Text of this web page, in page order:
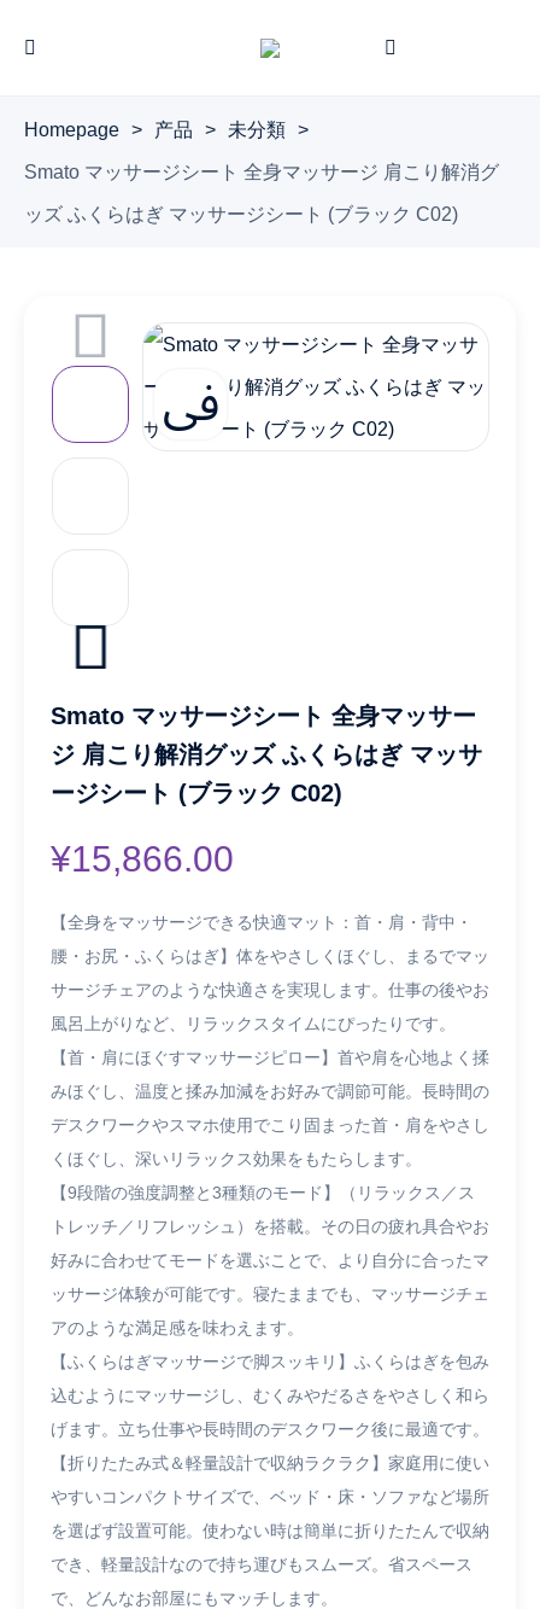
Homepage > 产品 > 未分類 >
Smato マッサージシート 全身マッサージ 肩こり解消グ
ッズ ふくらはぎ マッサージシート (ブラック C02)
Smato マッサージシート 全身マッサー
ジ 肩こり解消グッズ ふくらはぎ マッサ
ージシート (ブラック C02)
¥15,866.00
【全身をマッサージできる快適マット：首・肩・背中・
腰・お尻・ふくらはぎ】体をやさしくほぐし、まるでマッ
サージチェアのような快適さを実現します。仕事の後やお
風呂上がりなど、リラックスタイムにぴったりです。
【首・肩にほぐすマッサージピロー】首や肩を心地よく揉
みほぐし、温度と揉み加減をお好みで調節可能。長時間の
デスクワークやスマホ使用でこり固まった首・肩をやさし
くほぐし、深いリラックス効果をもたらします。
【9段階の強度調整と3種類のモード】（リラックス／ス
トレッチ／リフレッシュ）を搭載。その日の疲れ具合やお
好みに合わせてモードを選ぶことで、より自分に合ったマ
ッサージ体験が可能です。寝たままでも、マッサージチェ
アのような満足感を味わえます。
【ふくらはぎマッサージで脚スッキリ】ふくらはぎを包み
込むようにマッサージし、むくみやだるさをやさしく和ら
げます。立ち仕事や長時間のデスクワーク後に最適です。
【折りたたみ式＆軽量設計で収納ラクラク】家庭用に使い
やすいコンパクトサイズで、ベッド・床・ソファなど場所
を選ばず設置可能。使わない時は簡単に折りたたんで収納
でき、軽量設計なので持ち運びもスムーズ。省スペース
で、どんなお部屋にもマッチします。